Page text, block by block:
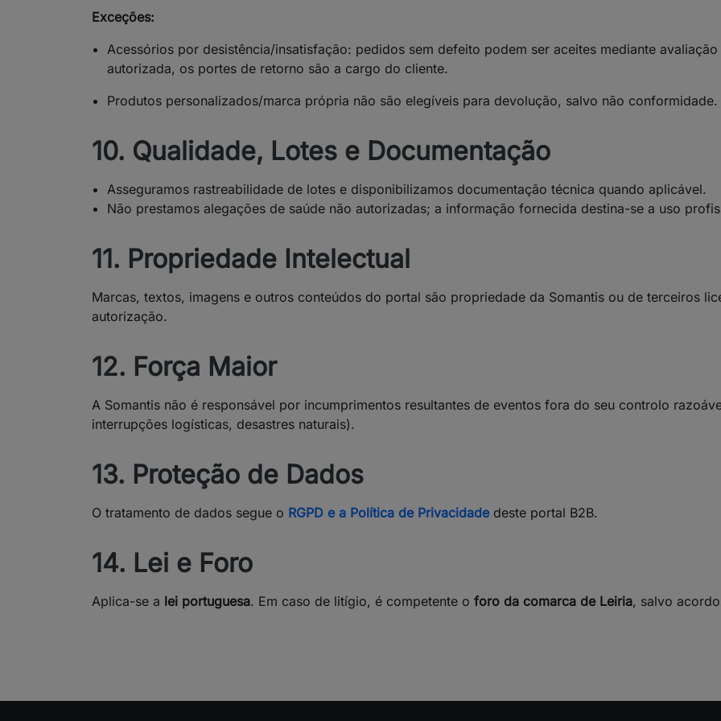
Exceções:
Acessórios por desistência/insatisfação: pedidos sem defeito podem ser aceites mediante
autorizada, os portes de retorno são a cargo do cliente.
Produtos personalizados/marca própria não são elegíveis para devolução, salvo não conformidade.
10. Qualidade, Lotes e Documentação
Asseguramos rastreabilidade de lotes e disponibilizamos documentação técnica quando aplicável.
Não prestamos alegações de saúde não autorizadas; a informação fornecida destina-se a uso
11. Propriedade Intelectual
Marcas, textos, imagens e outros conteúdos do portal são propriedade da Somantis ou de terceiros
autorização.
12. Força Maior
A Somantis não é responsável por incumprimentos resultantes de eventos fora do seu controlo
interrupções logísticas, desastres naturais).
13. Proteção de Dados
O tratamento de dados segue o RGPD e a Política de Privacidadedeste portal B2B.
14. Lei e Foro
Aplica-se a lei portuguesa. Em caso de litígio, é competente o foro da comarca de Leiria, salvo